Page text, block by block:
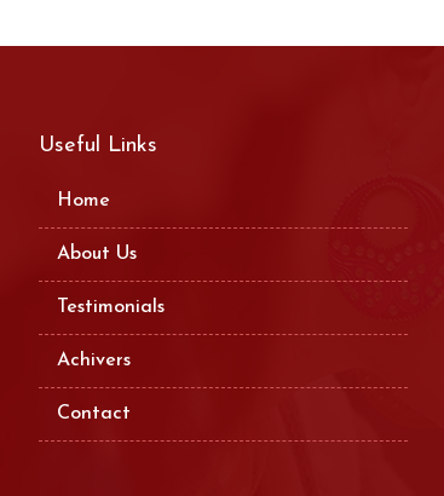
Useful Links
Home
About Us
Testimonials
Achivers
Contact